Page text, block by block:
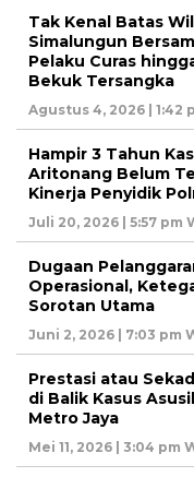
Tak Kenal Batas
Simalungun
Pelaku Curas
Bekuk Tersangka
Agustus 4, 2026 | 1:42
Hampir 3 Tahun
Aritonang Belum
Kinerja Penyidik
Juli 20, 2026 | 5:57 pm
Dugaan
Operasional,
Sorotan Utama
Juni 2, 2026 | 7:03 pm
Prestasi atau
di Balik Kasus
Metro Jaya
Mei 11, 2026 | 3:04 pm